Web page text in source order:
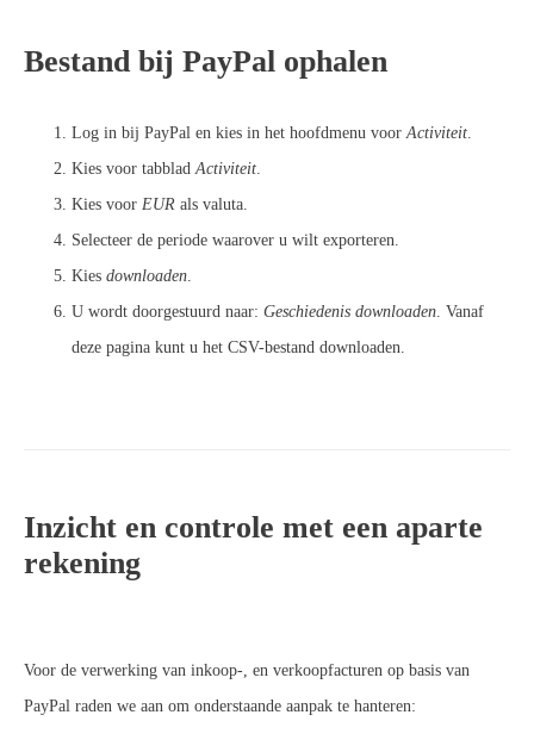
Bestand bij PayPal ophalen
Log in bij PayPal en kies in het hoofdmenu voorActiviteit.
Kies voor tabbladActiviteit.
Kies voor EUR als valuta.
Selecteer de periode waarover u wilt exporteren.
Kies downloaden.
U wordt doorgestuurd naar: Geschiedenis downloaden. Vanaf
deze pagina kunt u het CSV-bestand downloaden.
Inzicht en controle met een aparte
rekening
Voor de verwerking van inkoop-, en verkoopfacturen op basis van
PayPal raden we aan om onderstaande aanpak te hanteren: